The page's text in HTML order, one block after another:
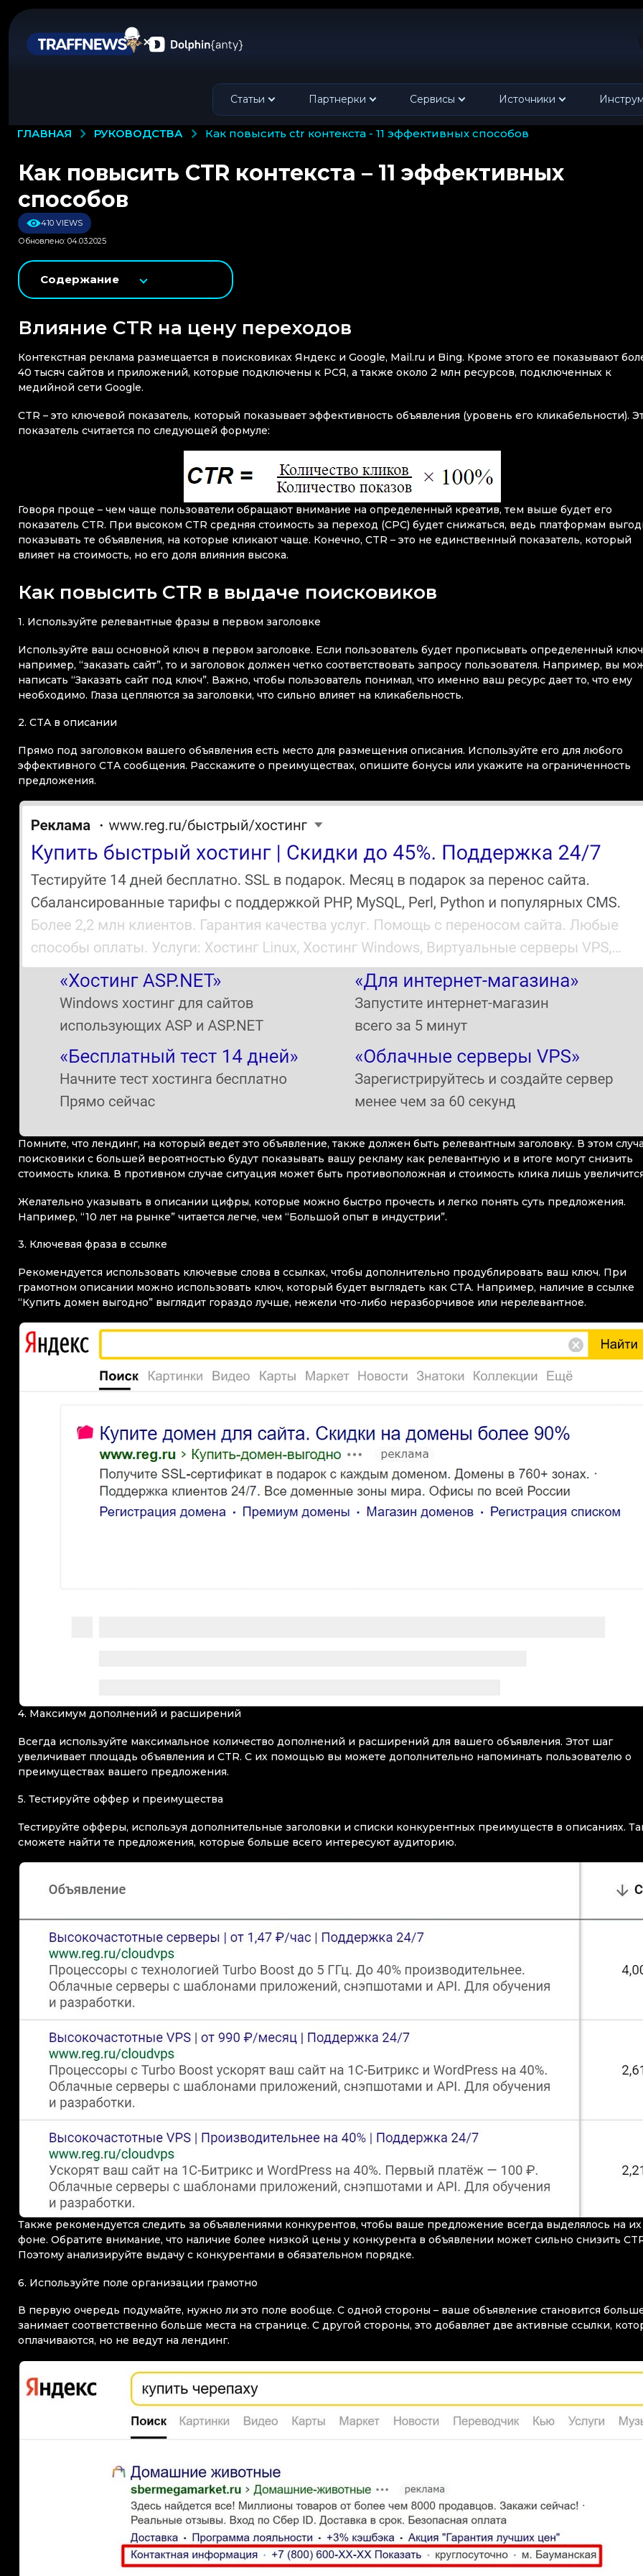
Статьи Партнерки Сервисы Источники
ГЛАВНАЯ РУКОВОДСТВА как повысить ctr контекста - 11 эффективных способов
Как повысить CTR контекста – 11 эффективных
способов
410 VIEWS
Обновлено: 04.03.2025
Содержание
Влияние CTR на цену переходов
Контекстная реклама размещается в поисковиках Яндекс и Google, Mail.ru и Bing. Кроме этого ее показывают
40 тысяч сайтов и приложений, которые подключены к РСЯ, а также около 2 млн ресурсов, подключенных к
медийной сети Google.
CTR – это ключевой показатель, который показывает эффективность объявления (уровень его кликабельности).
показатель считается по следующей формуле:
Говоря проще – чем чаще пользователи обращают внимание на определенный креатив, тем выше будет его
показатель CTR. При высоком CTR средняя стоимость за переход (CPC) будет снижаться, ведь платформам
показывать те объявления, на которые кликают чаще. Конечно, CTR – это не единственный показатель, который
влияет на стоимость, но его доля влияния высока.
Как повысить CTR в выдаче поисковиков
1. Используйте релевантные фразы в первом заголовке
Используйте ваш основной ключ в первом заголовке. Если пользователь будет прописывать определенный
например, “заказать сайт”, то и заголовок должен четко соответствовать запросу пользователя. Например, вы
написать “Заказать сайт под ключ”. Важно, чтобы пользователь понимал, что именно ваш ресурс дает то, что ему
необходимо. Глаза цепляются за заголовки, что сильно влияет на кликабельность.
2. CTA в описании
Прямо под заголовком вашего объявления есть место для размещения описания. Используйте его для любого
эффективного CTA сообщения. Расскажите о преимуществах, опишите бонусы или укажите на ограниченность
предложения.
Помните, что лендинг, на который ведет это объявление, также должен быть релевантным заголовку. В этом
поисковики с большей вероятностью будут показывать вашу рекламу как релевантную и в итоге могут снизить
стоимость клика. В противном случае ситуация может быть противоположная и стоимость клика лишь
Желательно указывать в описании цифры, которые можно быстро прочесть и легко понять суть предложения.
Например, “10 лет на рынке” читается легче, чем “Большой опыт в индустрии”.
3. Ключевая фраза в ссылке
Рекомендуется использовать ключевые слова в ссылках, чтобы дополнительно продублировать ваш ключ. При
грамотном описании можно использовать ключ, который будет выглядеть как CTA. Например, наличие в ссылке
“Купить домен выгодно” выглядит гораздо лучше, нежели что-либо неразборчивое или нерелевантное.
4. Максимум дополнений и расширений
Всегда используйте максимальное количество дополнений и расширений для вашего объявления. Этот шаг
увеличивает площадь объявления и CTR. С их помощью вы можете дополнительно напоминать пользователю о
преимуществах вашего предложения.
5. Тестируйте оффер и преимущества
Тестируйте офферы, используя дополнительные заголовки и списки конкурентных преимуществ в описаниях.
сможете найти те предложения, которые больше всего интересуют аудиторию.
Также рекомендуется следить за объявлениями конкурентов, чтобы ваше предложение всегда выделялось на их
фоне. Обратите внимание, что наличие более низкой цены у конкурента в объявлении может сильно снизить
Поэтому анализируйте выдачу с конкурентами в обязательном порядке.
6. Используйте поле организации грамотно
В первую очередь подумайте, нужно ли это поле вообще. С одной стороны – ваше объявление становится
занимает соответственно больше места на странице. С другой стороны, это добавляет две активные ссылки,
оплачиваются, но не ведут на лендинг.